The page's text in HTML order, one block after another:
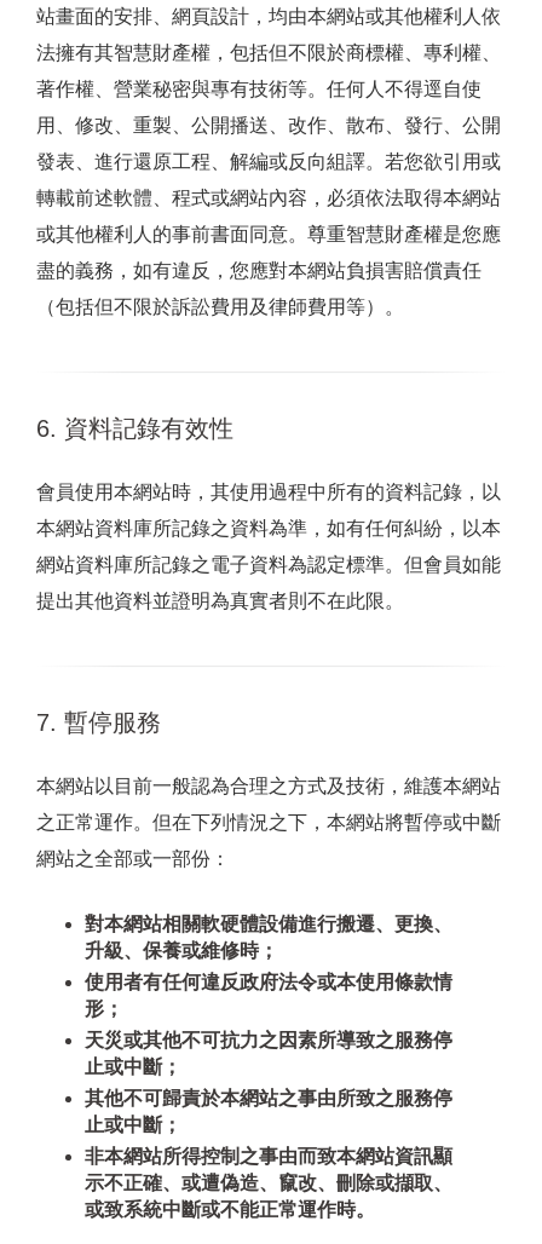
站畫面的安排、網頁設計，均由本網站或其他權利人依
法擁有其智慧財產權，包括但不限於商標權、專利權、
著作權、營業秘密與專有技術等。任何人不得逕自使
用、修改、重製、公開播送、改作、散布、發行、公開
發表、進行還原工程、解編或反向組譯。若您欲引用或
轉載前述軟體、程式或網站內容，必須依法取得本網站
或其他權利人的事前書面同意。尊重智慧財產權是您應
盡的義務，如有違反，您應對本網站負損害賠償責任
（包括但不限於訴訟費用及律師費用等）。
6. 資料記錄有效性
會員使用本網站時，其使用過程中所有的資料記錄，以
本網站資料庫所記錄之資料為準，如有任何糾紛，以本
網站資料庫所記錄之電子資料為認定標準。但會員如能
提出其他資料並證明為真實者則不在此限。
7. 暫停服務
本網站以目前一般認為合理之方式及技術，維護本網站
之正常運作。但在下列情況之下，本網站將暫停或中斷
網站之全部或一部份：
對本網站相關軟硬體設備進行搬遷、更換、
升級、保養或維修時；
使用者有任何違反政府法令或本使用條款情
形；
天災或其他不可抗力之因素所導致之服務停
止或中斷；
其他不可歸責於本網站之事由所致之服務停
止或中斷；
非本網站所得控制之事由而致本網站資訊顯
示不正確、或遭偽造、竄改、刪除或擷取、
或致系統中斷或不能正常運作時。